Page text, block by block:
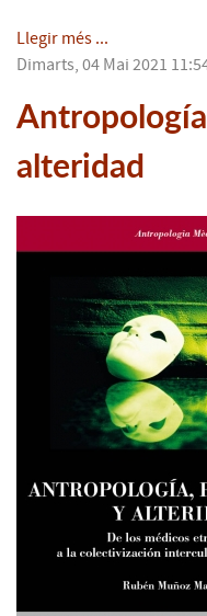
Llegir més ...
Dimarts, 04 Mai 2021
alteridad